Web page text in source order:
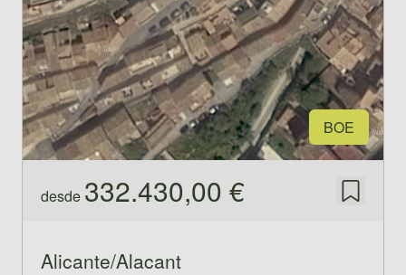
BOE
desde 332.430,00 € Guardar
Alicante/Alacant